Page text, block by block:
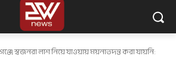
স্বজনরা লাশ নিয়ে যাওয়ায় ময়নাতদন্ত করা যায়নি: